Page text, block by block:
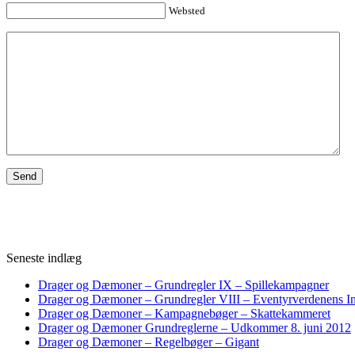
Websted
Seneste indlæg
Drager og Dæmoner – Grundregler IX – Spillekampagner
Drager og Dæmoner – Grundregler VIII – Eventyrverdenens
Drager og Dæmoner – Kampagnebøger – Skattekammeret
Drager og Dæmoner Grundreglerne – Udkommer 8. juni 2012
Drager og Dæmoner – Regelbøger – Gigant